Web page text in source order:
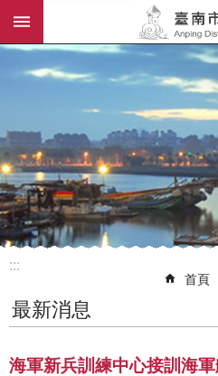
跳到主要內容區塊
:::
首頁
最新消息
海軍新兵訓練中心接訓海